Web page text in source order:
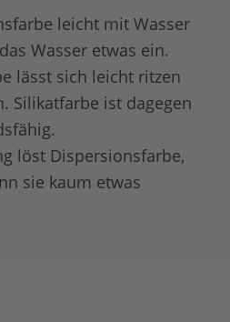
leicht mit Wasser
Wasser etwas ein.
lässt sich leicht ritzen
Silikatfarbe ist dagegen
löst Dispersionsfarbe,
sie kaum etwas